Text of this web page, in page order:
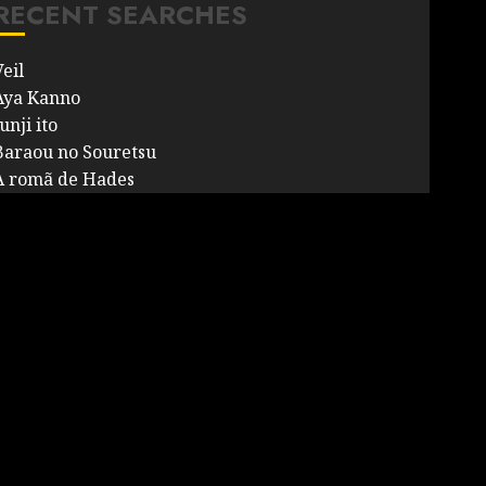
SEARCHES
Kanno
ito
no Souretsu
romã de Hades